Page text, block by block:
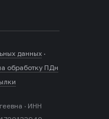
данных ·
обработку ПДн
· ИНН